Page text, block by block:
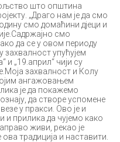
што општина
„Драго нам је да смо
смо домаћини дјеци и
смо
да се у овом периоду
захвалност упућујем
и „19.април“ чији су
захвалност и Колу
ангажовањем
је да покажемо
да створе успомене
у пракси. Ово је и
и прилика да чујемо како
живи, рекао је
традиција и наставити.